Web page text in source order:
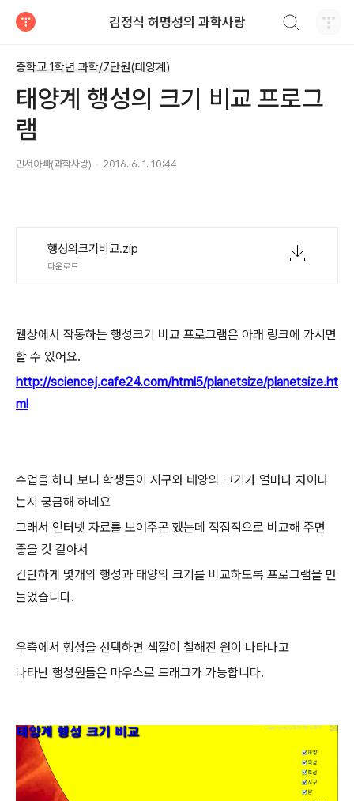
김정식 허명성의 과학사랑
중학교 1학년 과학/7단원(태양계)
태양계 행성의 크기 비교 프로그
램
민서아빠(과학사랑) 2016. 6. 1. 10:44
행성의크기비교.zip
다운로드
웹상에서 작동하는 행성크기 비교 프로그램은 아래 링크에 가시면
할 수 있어요.
http://sciencej.cafe24.com/html5/planetsize/planetsize.ht
ml
수업을 하다 보니 학생들이 지구와 태양의 크기가 얼마나 차이나
는지 궁금해 하네요
그래서 인터넷 자료를 보여주곤 했는데 직접적으로 비교해 주면
좋을 것 같아서
간단하게 몇개의 행성과 태양의 크기를 비교하도록 프로그램을 만
들었습니다.
우측에서 행성을 선택하면 색깔이 칠해진 원이 나타나고
나타난 행성원들은 마우스로 드래그가 가능합니다.